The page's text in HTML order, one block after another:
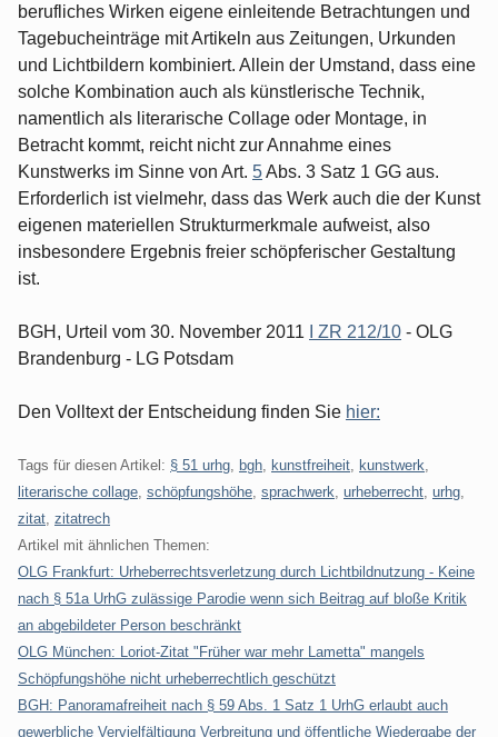
berufliches Wirken eigene einleitende Betrachtungen und
Tagebucheinträge mit Artikeln aus Zeitungen, Urkunden
und Lichtbildern kombiniert. Allein der Umstand, dass eine
solche Kombination auch als künstlerische Technik,
namentlich als literarische Collage oder Montage, in
Betracht kommt, reicht nicht zur Annahme eines
Kunstwerks im Sinne von Art. 5Abs. 3 Satz 1 GG aus.
Erforderlich ist vielmehr, dass das Werk auch die der Kunst
eigenen materiellen Strukturmerkmale aufweist, also
insbesondere Ergebnis freier schöpferischer Gestaltung
ist.
BGH, Urteil vom 30. November 2011 I ZR 212/10 - OLG
Brandenburg - LG Potsdam
Den Volltext der Entscheidung finden Sie hier:
Tags für diesen Artikel: § 51 urhg bgh kunstfreiheit kunstwerk
literarische collage schöpfungshöhe sprachwerk urheberrecht urhg
zitat zitatrech
Artikel mit ähnlichen Themen:
OLG Frankfurt: Urheberrechtsverletzung durch Lichtbildnutzung - Keine
nach § 51a UrhG zulässige Parodie wenn sich Beitrag auf bloße Kritik
an abgebildeter Person beschränkt
OLG München: Loriot-Zitat "Früher war mehr Lametta" mangels
Schöpfungshöhe nicht urheberrechtlich geschützt
BGH: Panoramafreiheit nach § 59 Abs. 1 Satz 1 UrhG erlaubt auch
gewerbliche Vervielfältigung Verbreitung und öffentliche Wiedergabe der